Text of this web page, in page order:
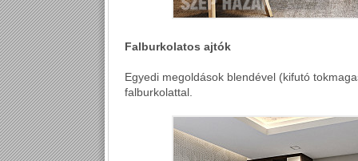
Falburkolatos ajtók
Egyedi megoldások blendével (kifutó
falburkolattal.